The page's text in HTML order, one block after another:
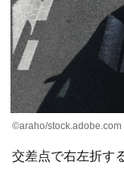
©araho/stock.adobe.com
交差点で右左折す